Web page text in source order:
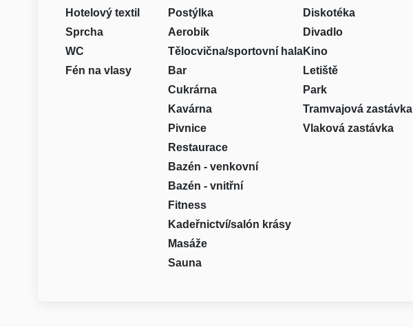
Hotelový textil
Sprcha
WC
Fén na vlasy
Postýlka
Aerobik
Tělocvična/sportovní hala
Bar
Cukrárna
Kavárna
Pivnice
Restaurace
Bazén - venkovní
Bazén - vnitřní
Fitness
Kadeřnictví/salón krásy
Masáže
Sauna
Diskotéka
Divadlo
Kino
Letiště
Park
Tramvajová zastávka
Vlaková zastávka